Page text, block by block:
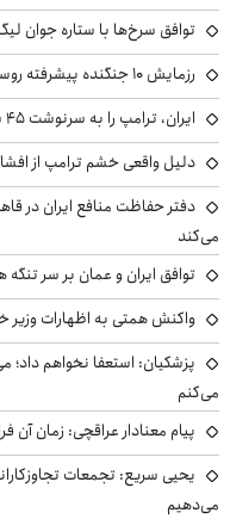
توافق سرخ‌ها با ستاره جوان
رزمایش ۱۰ جنگنده پیشرفته روسیه بر فراز اروپای مرکزی با مهمات واقعی
ایران، ترامپ را به سرنوشت ۴۵ سال پیش کارتر دچار می‌کند
دلیل واقعی خشم ترامپ از
دفتر حفاظت منافع ایران در
می‌کند
توافق ایران و عمان بر سر
واکنش همتی به اظهارات وزیر
پزشکیان: استعفا نخواهم داد؛
می‌کنم
پیام معنادار عراقچی: زمان آن
یحیی سریع: تجمعات
می‌دهیم